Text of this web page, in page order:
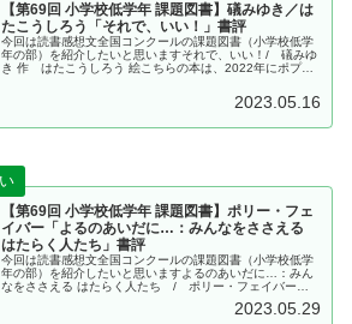
【第69回 小学校低学年 課題図書】礒みゆき／は
たこうしろう「それで、いい！」書評
今回は読書感想文全国コンクールの課題図書（小学校低学
年の部）を紹介したいと思いますそれで、いい！/ 礒みゆ
き 作 はたこうしろう 絵こちらの本は、2022年にポプラ
2023.05.16
【第69回 小学校低学年 課題図書】ポリー・フェ
イバー「よるのあいだに…：みんなをささえる
はたらく人たち」書評
今回は読書感想文全国コンクールの課題図書（小学校低学
年の部）を紹介したいと思いますよるのあいだに…：みん
なをささえる はたらく人たち / ポリー・フェイバー
2023.05.29